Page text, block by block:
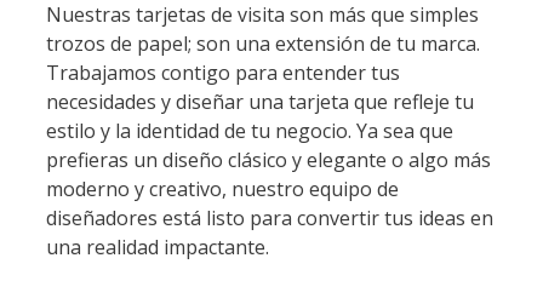
Nuestras tarjetas de visita son más que simples
trozos de papel; son una extensión de tu marca.
Trabajamos contigo para entender tus
necesidades y diseñar una tarjeta que refleje tu
estilo y la identidad de tu negocio. Ya sea que
prefieras un diseño clásico y elegante o algo más
moderno y creativo, nuestro equipo de
diseñadores está listo para convertir tus ideas en
una realidad impactante.